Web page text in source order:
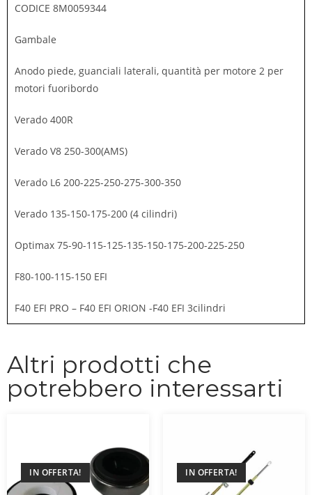
CODICE 8M0059344
Gambale
Anodo piede, guanciali laterali, quantità per motore 2 per
motori fuoribordo
Verado 400R
Verado V8 250-300(AMS)
Verado L6 200-225-250-275-300-350
Verado 135-150-175-200 (4 cilindri)
Optimax 75-90-115-125-135-150-175-200-225-250
F80-100-115-150 EFI
F40 EFI PRO – F40 EFI ORION -F40 EFI 3cilindri
Altri prodotti che
potrebbero interessarti
IN OFFERTA! IN OFFERTA!